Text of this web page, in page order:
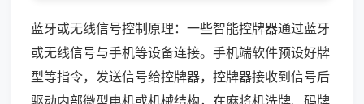
蓝牙或无线信号控制原理：一些智能控牌器通过蓝牙
或无线信号与手机等设备连接。手机端软件预设好牌
型等指令，发送信号给控牌器，控牌器接收到信号后
驱动内部微型电机或机械结构，在麻将机洗牌、码牌